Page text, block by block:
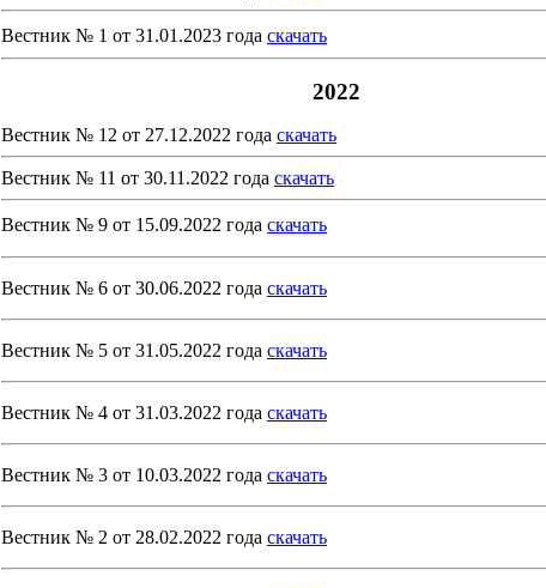
Вестник № 1 от 31.01.2023 года скачать
2022
Вестник № 12 от 27.12.2022 года скачать
Вестник № 11 от 30.11.2022 года скачать
Вестник № 9 от 15.09.2022 года скачать
Вестник № 6 от 30.06.2022 года скачать
Вестник № 5 от 31.05.2022 года скачать
Вестник № 4 от 31.03.2022 года скачать
Вестник № 3 от 10.03.2022 года скачать
Вестник № 2 от 28.02.2022 года скачать